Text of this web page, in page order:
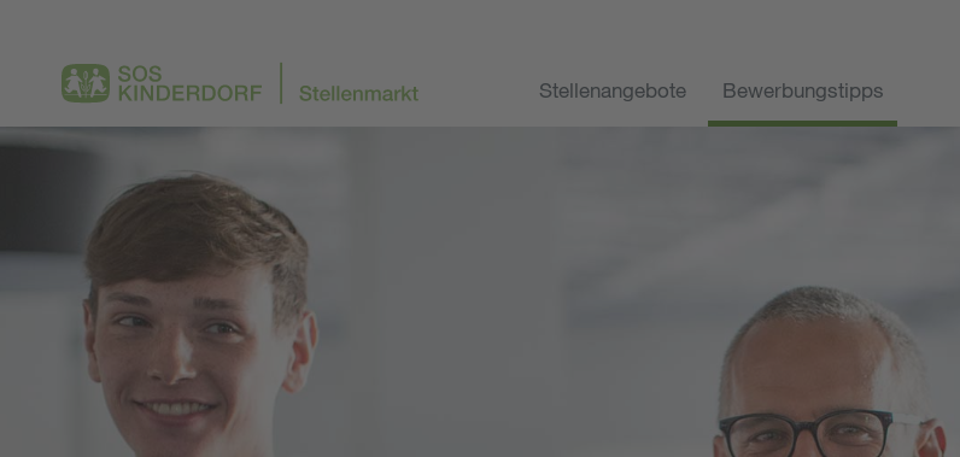
Stellenangebote Bewerbungstipps